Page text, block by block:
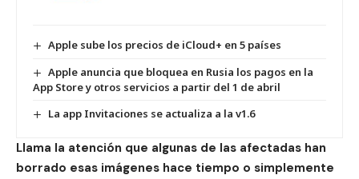
Apple sube los precios de iCloud+ en 5 países
Apple anuncia que bloquea en Rusia los pagos en la
App Store y otros servicios a partir del 1 de abril
La app Invitaciones se actualiza a la v1.6
Llama la atención que algunas de las afectadas han
borrado esas imágenes hace tiempo o simplemente